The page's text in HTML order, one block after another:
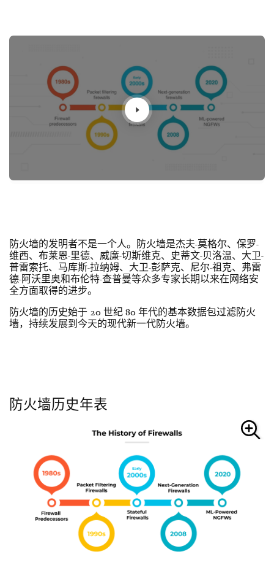
防火墙的发明者不是一个人。防火墙是杰夫-莫格尔、保罗-
维西、布莱恩-里德、威廉-切斯维克、史蒂文-贝洛温、大卫-
普雷索托、马库斯-拉纳姆、大卫-彭萨克、尼尔-祖克、弗雷
德-阿沃里奥和布伦特-查普曼等众多专家长期以来在网络安
全方面取得的进步。
防火墙的历史始于 20 世纪 80 年代的基本数据包过滤防火
墙，持续发展到今天的现代新一代防火墙。
防火墙历史年表